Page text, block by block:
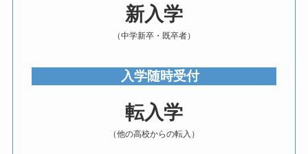
新入学
​（中学新卒・既卒者）
入学随時受付
転入学
（他の高校からの転入）